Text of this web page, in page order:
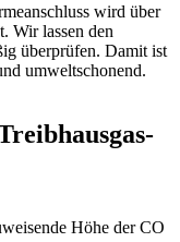
wird über
Wir lassen den
überprüfen. Damit ist
umweltschonend.
Höhe der CO